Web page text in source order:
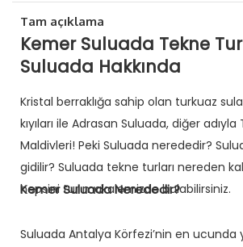
Tam açıklama
Kemer Suluada Tekne
Suluada Hakkında
Kristal berraklığa sahip olan turkuaz
kıyıları ile Adrasan Suluada, diğer adıyla
Maldivleri! Peki Suluada nerededir?
gidilir? Suluada tekne turları nereden
hepsini tur makalemizde bulabilirsiniz.
Kemer Suluada Nerededir?
Suluada Antalya Körfezi’nin en ucunda